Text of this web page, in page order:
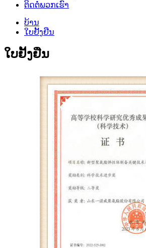
ຕິດຕໍ່ພວກເຮົາ
ບ້ານ
ໃບຢັ້ງຢືນ
ໃບຢັ້ງຢືນ